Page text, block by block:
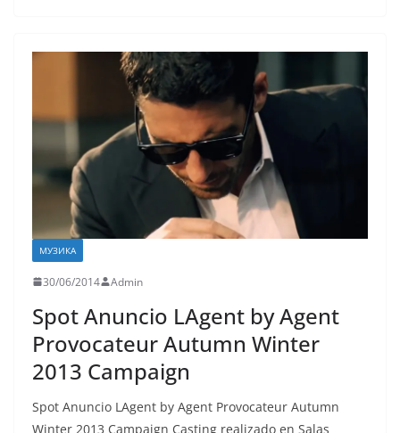
МУЗИКА
30/06/2014 Admin
Spot Anuncio LAgent by Agent
Provocateur Autumn Winter
2013 Campaign
Spot Anuncio LAgent by Agent Provocateur Autumn
Winter 2013 Campaign Casting realizado en Salas